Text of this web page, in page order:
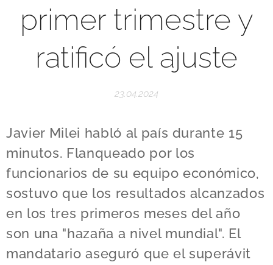
primer trimestre y
ratificó el ajuste
23.04.2024
Javier Milei habló al país durante 15
minutos. Flanqueado por los
funcionarios de su equipo económico,
sostuvo que los resultados alcanzados
en los tres primeros meses del año
son una "hazaña a nivel mundial". El
mandatario aseguró que el superávit